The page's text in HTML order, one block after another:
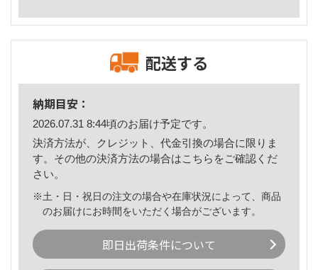
配送する
納期目安：
2026.07.31 8:44頃のお届け予定です。
決済方法が、クレジット、代金引換の場合に限りま
す。その他の決済方法の場合はこちら をご確認くだ
さい。
※土・日・祝日の注文の場合や在庫状況によって、商品
のお届けにお時間をいただく場合がございます。
即日出荷条件について